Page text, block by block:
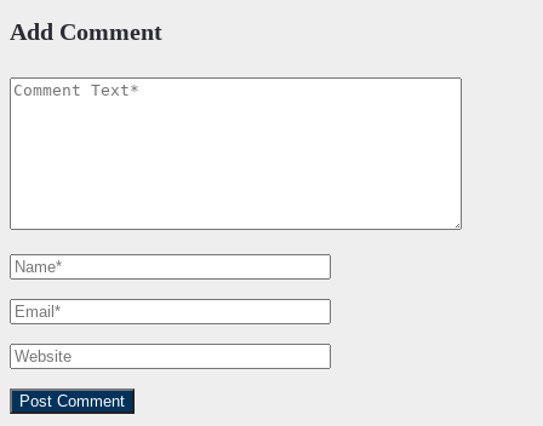
Add Comment